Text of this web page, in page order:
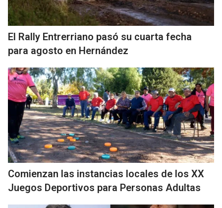
El Rally Entrerriano pasó su cuarta fecha
para agosto en Hernández
Comienzan las instancias locales de los XX
Juegos Deportivos para Personas Adultas